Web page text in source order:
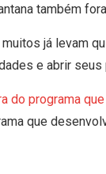
também
já levam
e abrir
que